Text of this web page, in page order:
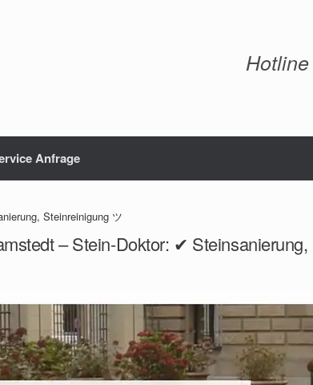
Anfrage
Steinreinigung ツ
– Stein-Doktor: ✔